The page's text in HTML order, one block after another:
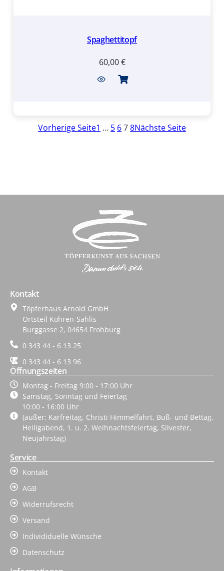
Spaghettitopf
60,00€
Vorherige Seite1 … 5 678Nächste Seite
Kontakt
Töpferhaus Arnold GmbH
Ortsteil Kohren-Sahlis
Burggasse 2, 04654 Frohburg
0 343 44 - 6 13 25
0 343 44 - 6 13 96
Öffnungszeiten
Montag - Freitag 9:00 - 17:00 Uhr
Samstag, Sonntag und Feiertag
10:00 - 16:00 Uhr
(außer: Karfreitag, Christi Himmelfahrt, Buß- und Bettag,
Heiligabend, 1. u. 2. Weihnachtsfeiertag, Silvester,
Neujahrstag)
Service
Kontakt
AGB
Widerrufsrecht
Versand
Individiduelle Wünsche
Datenschutz